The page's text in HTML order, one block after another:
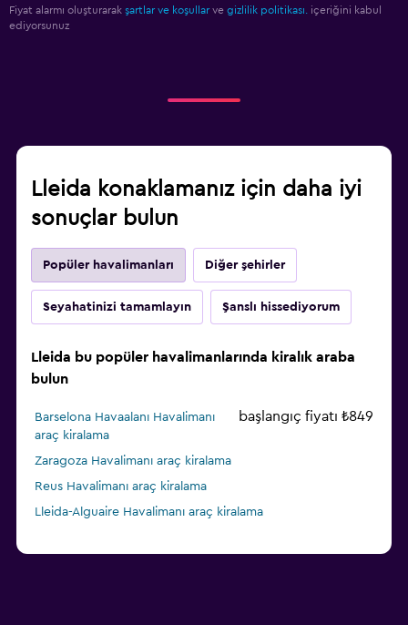
Fiyat alarmı oluşturarak şartlar ve koşullar ve gizlilik politikası. içeriğini kabul
ediyorsunuz
Lleida konaklamanız için daha iyi
sonuçlar bulun
Popüler havalimanları Diğer şehirler
Seyahatinizi tamamlayın Şanslı hissediyorum
Lleida bu popüler havalimanlarında kiralık araba
bulun
Barselona Havaalanı Havalimanı
araç kiralama
başlangıç fiyatı ₺849
Zaragoza Havalimanı araç kiralama
Reus Havalimanı araç kiralama
Lleida-Alguaire Havalimanı araç kiralama